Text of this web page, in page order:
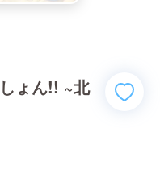
ょん!! ~北